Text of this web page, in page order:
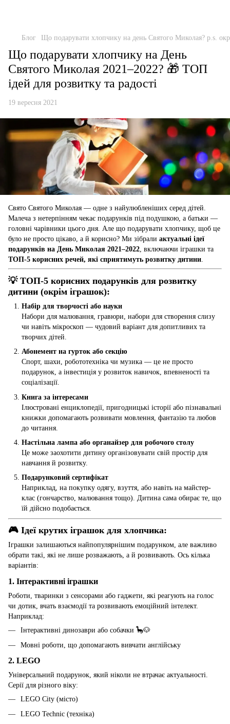
Блог Що подарувати хлопчику на день Святого Миколая? p.s.
Що подарувати хлопчику на День
Святого Миколая 2021–2022? 🎁 ТОП
ідей для розвитку та радості
19 вересня 2021
Свято Святого Миколая — одне з найулюбленіших серед дітей.
Малеча з нетерпінням чекає подарунків під подушкою, а батьки —
головні чарівники цього дня. Але що подарувати хлопчику, щоб це
було не просто цікаво, а й корисно? Ми зібрали актуальні ідеї
подарунків на День Миколая 2021–2022, включаючи іграшки та
ТОП-5 корисних речей, які сприятимуть розвитку дитини.
💡 ТОП-5 корисних подарунків для розвитку
дитини (окрім іграшок):
Набір для творчості або науки
Набори для малювання, гравюри, набори для створення слизу
чи навіть мікроскоп — чудовий варіант для допитливих та
творчих дітей.
Абонемент на гурток або секцію
Спорт, шахи, робототехніка чи музика — це не просто
подарунок, а інвестиція у розвиток навичок, впевненості та
соціалізації.
Книга за інтересами
Ілюстровані енциклопедії, пригодницькі історії або пізнавальні
книжки допомагають розвивати мовлення, фантазію та любов
до читання.
Настільна лампа або органайзер для робочого столу
Це може заохотити дитину організовувати свій простір для
навчання й розвитку.
Подарунковий сертифікат
Наприклад, на покупку одягу, взуття, або навіть на майстер-
клас (гончарство, малювання тощо). Дитина сама обирає те, що
їй дійсно подобається.
🎮 Ідеї крутих іграшок для хлопчика:
Іграшки залишаються найпопулярнішим подарунком, але важливо
обрати такі, які не лише розважають, а й розвивають. Ось кілька
варіантів:
1. Інтерактивні іграшки
Роботи, тваринки з сенсорами або гаджети, які реагують на голос
чи дотик, вчать взаємодії та розвивають емоційний інтелект.
Наприклад:
Інтерактивні динозаври або собачки 🦕🐶
Мовні роботи, що допомагають вивчати англійську
2. LEGO
Універсальний подарунок, який ніколи не втрачає актуальності.
Серії для різного віку:
LEGO City (місто)
LEGO Technic (техніка)